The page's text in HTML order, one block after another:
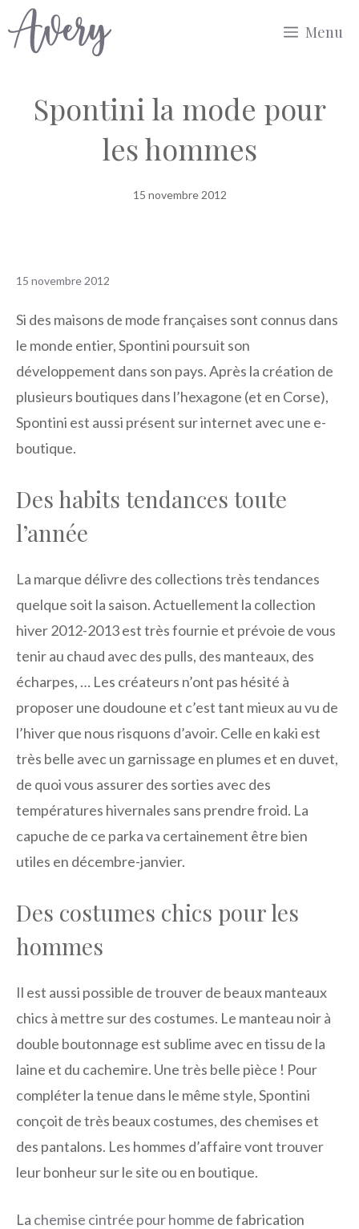
Aller
au
Menu
Spontini la mode pour
les hommes
15 novembre 2012
15 novembre 2012
Si des maisons de mode françaises sont connus dans
le monde entier, Spontini poursuit son
développement dans son pays. Après la création de
plusieurs boutiques dans l’hexagone (et en Corse),
Spontini est aussi présent sur internet avec une e-
boutique.
Des habits tendances toute
l’année
La marque délivre des collections très tendances
quelque soit la saison. Actuellement la collection
hiver 2012-2013 est très fournie et prévoie de vous
tenir au chaud avec des pulls, des manteaux, des
écharpes, … Les créateurs n’ont pas hésité à
proposer une doudoune et c’est tant mieux au vu de
l’hiver que nous risquons d’avoir. Celle en kaki est
très belle avec un garnissage en plumes et en duvet,
de quoi vous assurer des sorties avec des
températures hivernales sans prendre froid. La
capuche de ce parka va certainement être bien
utiles en décembre-janvier.
Des costumes chics pour les
hommes
Il est aussi possible de trouver de beaux manteaux
chics à mettre sur des costumes. Le manteau noir à
double boutonnage est sublime avec en tissu de la
laine et du cachemire. Une très belle pièce ! Pour
compléter la tenue dans le même style, Spontini
conçoit de très beaux costumes, des chemises et
des pantalons. Les hommes d’affaire vont trouver
leur bonheur sur le site ou en boutique.
La chemise cintrée pour homme de fabrication